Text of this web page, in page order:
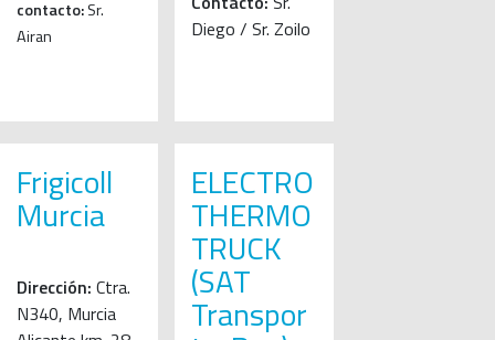
contacto:Sr.
Airan
Diego / Sr. Zoilo
Frigicoll
Murcia
Dirección: Ctra.
N340, Murcia
ELECTRO
THERMO
TRUCK
(SAT
Transpor